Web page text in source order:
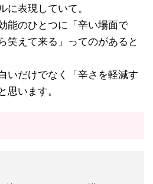
に表現していて。
能のひとつに「辛い場面で
笑えて来る」ってのがあると
いだけでなく「辛さを軽減す
思います。